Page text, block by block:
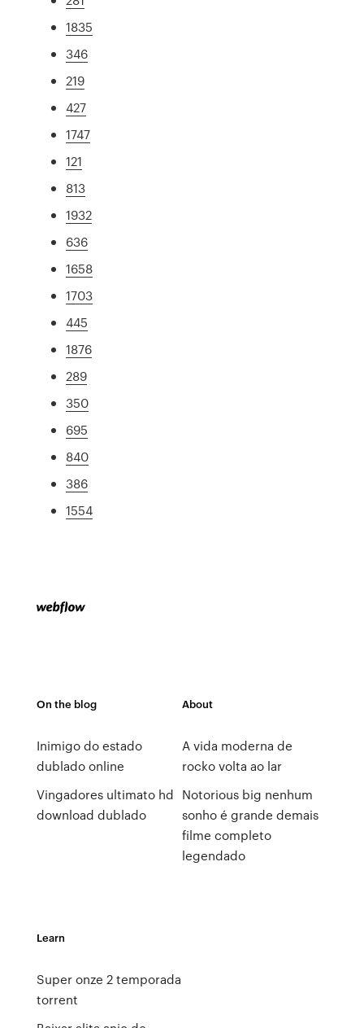
1835
346
219
427
1747
121
813
1932
636
1658
1703
445
1876
289
350
695
840
386
1554
On the blog
Inimigo do estado
dublado online
Vingadores ultimato hd
download dublado
About
A vida moderna de
rocko volta ao lar
Notorious big nenhum
sonho é grande demais
filme completo
legendado
Learn
Super onze 2 temporada
torrent